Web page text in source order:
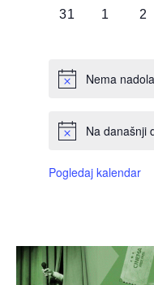
0
31
0
1
0
2
Nema
Na današnji
Pogledaj kalendar